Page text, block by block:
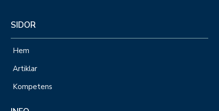
SIDOR
Hem
Artiklar
Kompetens